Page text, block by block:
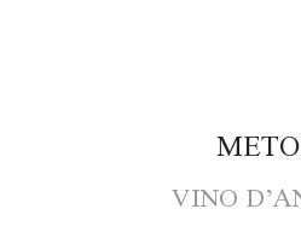
VINO